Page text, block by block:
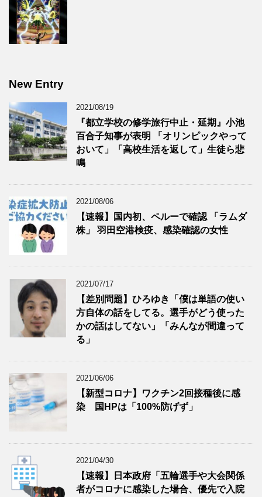
New Entry
2021/08/19
『都立学校の修学旅行中止・延期』小池
百合子知事が表明 「オリンピックやって
おいて」「高校生活を返して」生徒ら悲
鳴
2021/08/06
【速報】国内初、ペルーで確認 「ラムダ
株」 羽田空港検疫、感染確認の女性
2021/07/17
【差別問題】ひろゆき「僕は単語の使い
方自体の話をしてる。選手がどう使った
かの話はしてない」「みんなが間違って
る」
2021/06/06
【新型コロナ】ワクチン2回接種後に感
染 国HPは「100%防げず」
2021/04/30
【速報】日本政府「五輪選手や大会関係
者がコロナに感染した場合、優先で入院